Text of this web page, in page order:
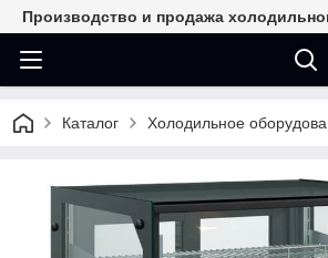
Производство и продажа
Каталог Холодильное